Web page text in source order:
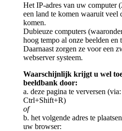
Het IP-adres van uw computer
een land te komen waaruit veel
komen.
Dubieuze computers
hoog tempo al onze beelden en
Daarnaast zorgen ze voor een
webserver systeem.
Waarschijnlijk krijgt u wel
beeldbank door:
a. deze pagina te verversen
Ctrl+Shift+R)
of
b. het volgende adres te
uw browser: